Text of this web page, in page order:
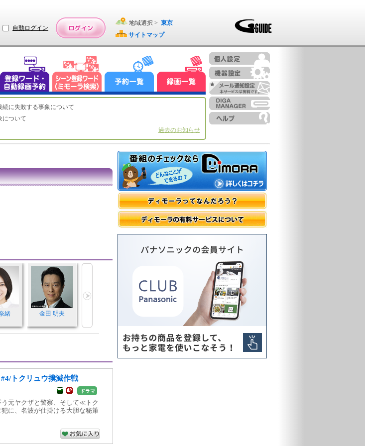
自動ログイン
地域選択 > 東京
サイトマップ
に失敗する事象について
について
過去のお知らせ
緒 金田 明夫
トクリュウ撲滅作戦
ドラマ
元ヤクザと警察、そして≪トク
に、名波が仕掛ける大胆な秘策